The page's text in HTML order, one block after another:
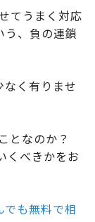
てうまく対応
う、負の連鎖
なく有りませ
となのか？
くべきかをお
も無料で相